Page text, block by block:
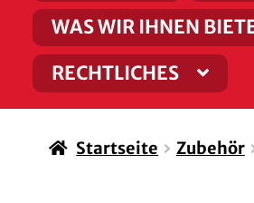
WAS WIR IHNEN
RECHTLICHES
Startseite Zubehör